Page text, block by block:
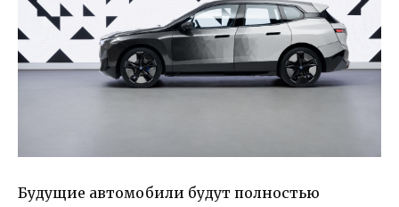
Будущие автомобили будут полностью